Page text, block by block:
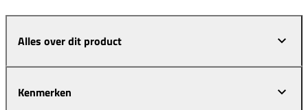
Alles over dit product
Kenmerken